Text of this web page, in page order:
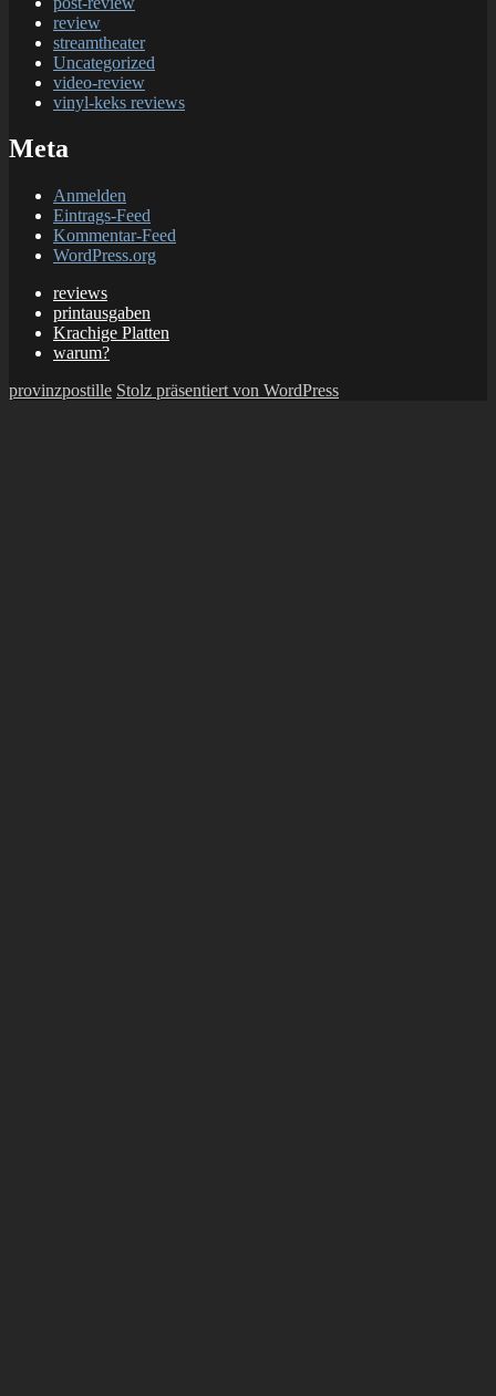
review
streamtheater
Uncategorized
video-review
vinyl-keks reviews
Meta
Anmelden
Eintrags-Feed
Kommentar-Feed
WordPress.org
reviews
printausgaben
Krachige Platten
warum?
provinzpostille Stolz präsentiert von WordPress